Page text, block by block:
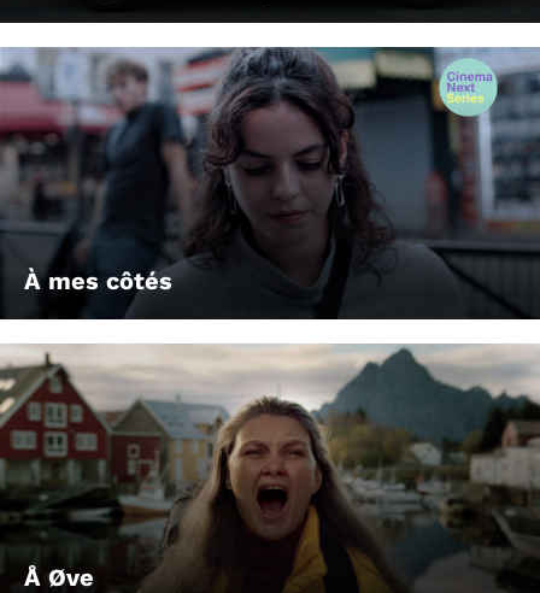
À mes côtés
Å Øve